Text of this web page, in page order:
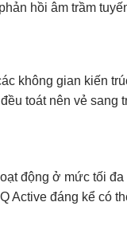
hồi âm trầm
không gian kiến
toát nên vẻ sang
động ở mức tối
Active đáng kể có